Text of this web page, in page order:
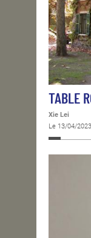
TABLE
Xie Lei
Le 13/04/2023